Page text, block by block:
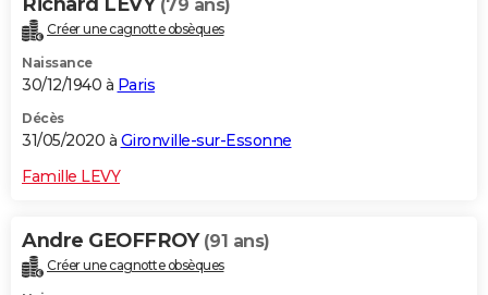
(79 ans)
Créer une cagnotte obsèques
Naissance
30/12/1940 à Paris
Décès
31/05/2020 à Gironville-sur-Essonne
Famille LEVY
Andre GEOFFROY (91 ans)
Créer une cagnotte obsèques